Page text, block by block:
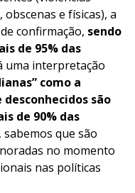
e físicas), a
confirmação, sendo
de 95% das
uma interpretação
como a
são
de 90% das
sabemos que são
no momento
nas políticas